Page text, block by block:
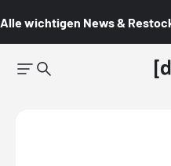
Alle wichtigen News &